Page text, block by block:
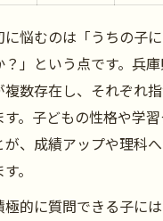
悩むのは「うちの子
」という点です。兵
数存在し、それぞれ
。子どもの性格や学
、成績アップや理科
。
極的に質問できる子に